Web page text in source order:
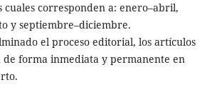
cuales corresponden a: enero–abril,
y septiembre–diciembre.
el proceso editorial, los artículos
de forma inmediata y permanente en